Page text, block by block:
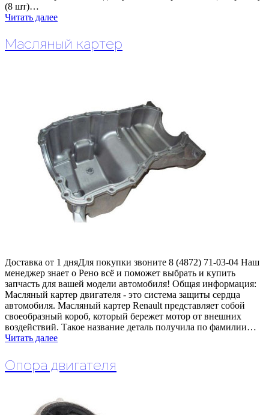
(8 шт)…
Читать далее
Масляный картер
Доставка от 1 дняДля покупки звоните 8 (4872) 71-03-04 Наш
менеджер знает о Рено всё и поможет выбрать и купить
запчасть для вашей модели автомобиля! Общая информация:
Масляный картер двигателя - это система защиты сердца
автомобиля. Масляный картер Renault представляет собой
своеобразный короб, который бережет мотор от внешних
воздействий. Такое название деталь получила по фамилии…
Читать далее
Опора двигателя